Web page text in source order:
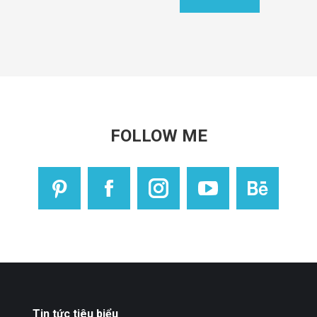
FOLLOW ME
TrangFacebookInstagram
YouTube
Tin tức tiêu biểu